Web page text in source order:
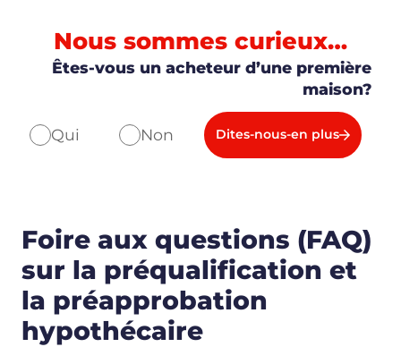
Nous sommes curieux…
Êtes-vous un acheteur d’une première
maison?
Qui Non Dites-nous-en plus
Foire aux questions (FAQ)
sur la préqualification et
la préapprobation
hypothécaire